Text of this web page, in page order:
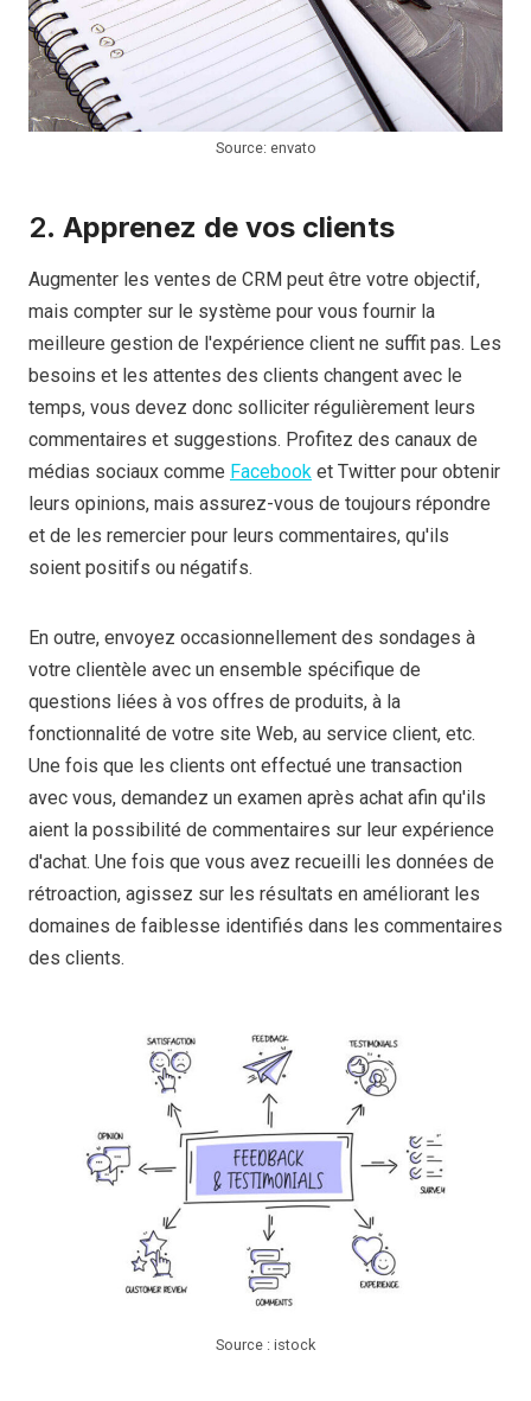
Source: envato
2. Apprenez de vos clients
Augmenter les ventes de CRM peut être votre objectif,
mais compter sur le système pour vous fournir la
meilleure gestion de l'expérience client ne suffit pas. Les
besoins et les attentes des clients changent avec le
temps, vous devez donc solliciter régulièrement leurs
commentaires et suggestions. Profitez des canaux de
médias sociaux comme Facebook et Twitter pour obtenir
leurs opinions, mais assurez-vous de toujours répondre
et de les remercier pour leurs commentaires, qu'ils
soient positifs ou négatifs.
En outre, envoyez occasionnellement des sondages à
votre clientèle avec un ensemble spécifique de
questions liées à vos offres de produits, à la
fonctionnalité de votre site Web, au service client, etc.
Une fois que les clients ont effectué une transaction
avec vous, demandez un examen après achat afin qu'ils
aient la possibilité de commentaires sur leur expérience
d'achat. Une fois que vous avez recueilli les données de
rétroaction, agissez sur les résultats en améliorant les
domaines de faiblesse identifiés dans les commentaires
des clients.
Source : istock